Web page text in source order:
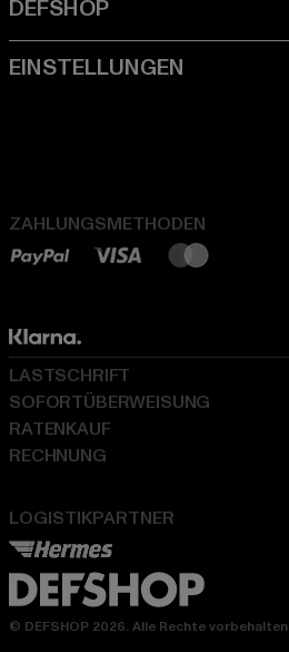
ZAHLUNGSMETHODEN
LOGISTIKPARTNER
LASTSCHRIFT
SOFORTÜBERWEISUNG
RATENKAUF
RECHNUNG
© DEFSHOP 2026. Alle Rechte vorbehalten